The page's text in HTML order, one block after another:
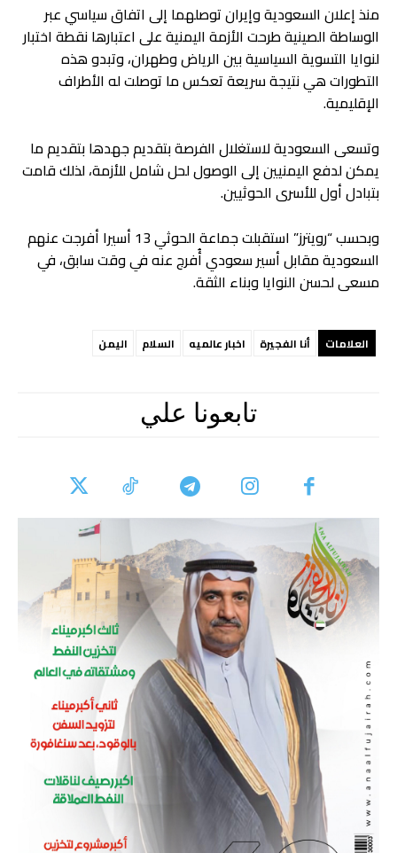
منذ إعلان السعودية وإيران توصلهما إلى اتفاق سياسي عبر
الوساطة الصينية طرحت الأزمة اليمنية على اعتبارها نقطة اختبار
لنوايا التسوية السياسية بين الرياض وطهران، وتبدو هذه
التطورات هي نتيجة سريعة تعكس ما توصلت له الأطراف
الإقليمية.
وتسعى السعودية لاستغلال الفرصة بتقديم جهدها بتقديم ما
يمكن لدفع اليمنيين إلى الوصول لحل شامل للأزمة، لذلك قامت
بتبادل أول للأسرى الحوثيين.
وبحسب “رويترز” استقبلت جماعة الحوثي 13 أسيرا أفرجت عنهم
السعودية مقابل أسير سعودي أُفرج عنه في وقت سابق، في
مسعى لحسن النوايا وبناء الثقة.
العلامات أنا الفجيرة اخبار عالميه السلام اليمن
تابعونا علي